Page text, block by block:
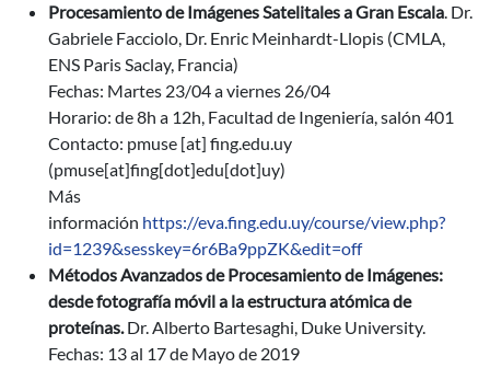
Procesamiento de Imágenes Satelitales a Gran Escala. Dr.
Gabriele Facciolo, Dr. Enric Meinhardt-Llopis (CMLA,
ENS Paris Saclay, Francia)
Fechas: Martes 23/04 a viernes 26/04
Horario: de 8h a 12h, Facultad de Ingeniería, salón 401
Contacto: pmuse [at] fing.edu.uy
(pmuse[at]fing[dot]edu[dot]uy)
Más
información https://eva.fing.edu.uy/course/view.php?
id=1239&sesskey=6r6Ba9ppZK&edit=off
Métodos Avanzados de Procesamiento de Imágenes:
desde fotografía móvil a la estructura atómica de
proteínas.Dr. Alberto Bartesaghi, Duke University.
Fechas: 13 al 17 de Mayo de 2019